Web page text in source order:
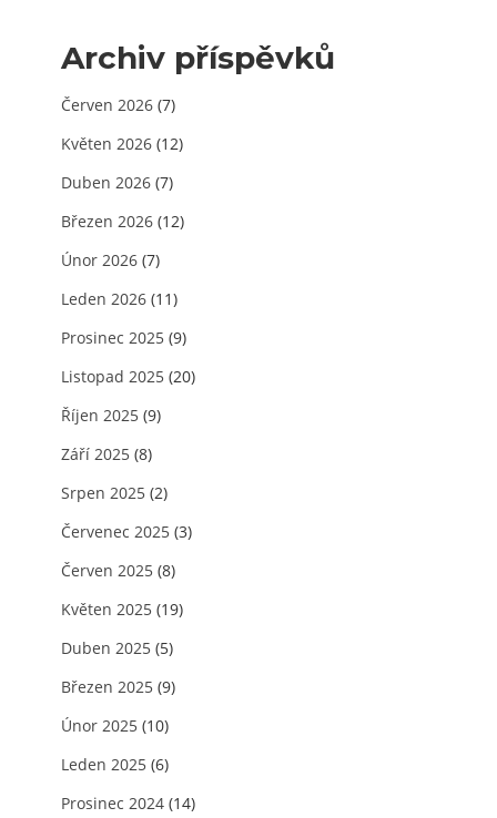
Archiv příspěvků
Červen 2026 (7)
Květen 2026 (12)
Duben 2026 (7)
Březen 2026 (12)
Únor 2026 (7)
Leden 2026 (11)
Prosinec 2025 (9)
Listopad 2025 (20)
Říjen 2025 (9)
Září 2025 (8)
Srpen 2025 (2)
Červenec 2025 (3)
Červen 2025 (8)
Květen 2025 (19)
Duben 2025 (5)
Březen 2025 (9)
Únor 2025 (10)
Leden 2025 (6)
Prosinec 2024 (14)